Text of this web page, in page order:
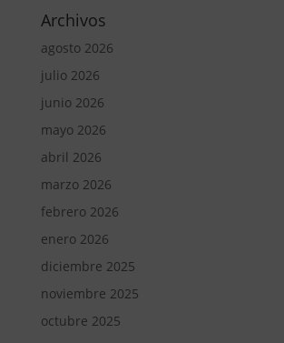
Archivos
agosto 2026
julio 2026
junio 2026
mayo 2026
abril 2026
marzo 2026
febrero 2026
enero 2026
diciembre 2025
noviembre 2025
octubre 2025